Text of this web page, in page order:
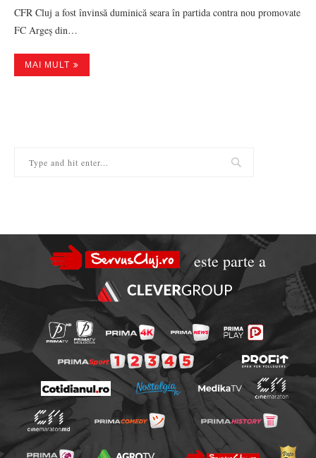
CFR Cluj a fost învinsă duminică seara în partida contra nou promovate
FC Argeș din…
MAI MULT
este parte a